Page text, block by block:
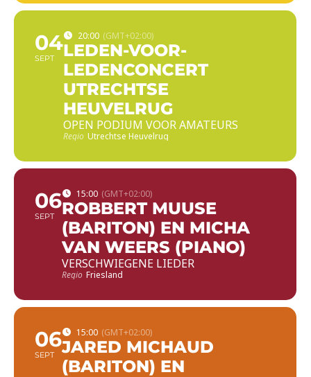
04
SEPT
20:00 (GMT+02:00)
LEDEN-VOOR-
LEDENCONCERT
UTRECHTSE
HEUVELRUG
OPEN PODIUM VOOR AMATEURS
Regio Utrechtse Heuvelrug
06
SEPT
15:00 (GMT+02:00)
ROBBERT MUUSE
(BARITON) EN MICHA
VAN WEERS (PIANO)
VERSCHWIEGENE LIEDER
Regio Friesland
06
SEPT
15:00 (GMT+02:00)
JARED MICHAUD
(BARITON) EN